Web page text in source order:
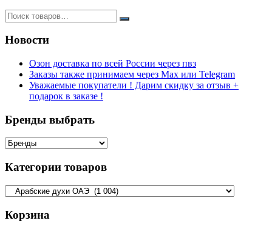
Новости
Озон доставка по всей России через пвз
Заказы также принимаем через Max или Telegram
Уважаемые покупатели ! Дарим скидку за отзыв +
подарок в заказе !
Бренды выбрать
Категории товаров
Корзина